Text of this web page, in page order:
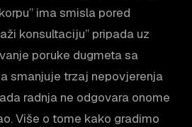
ima smisla pored
konsultaciju” pripada uz
poruke dugmeta sa
smanjuje trzaj nepovjerenja
radnja ne odgovara onome
Više o tome kako gradimo